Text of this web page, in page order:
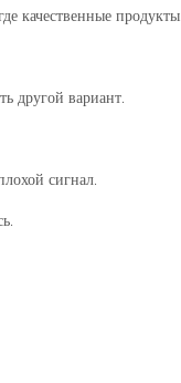
качественные продукты.
другой вариант.
сигнал.